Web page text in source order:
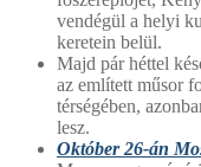
vendégül a helyi
keretein belül.
Majd pár héttel
az említett műsor
térségében,
lesz.
Október 26-án